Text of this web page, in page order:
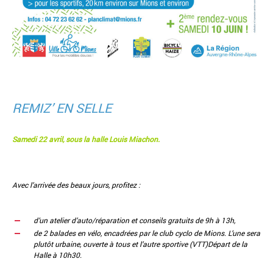
REMIZ’ EN SELLE
Samedi 22 avril, sous la halle Louis Miachon.
Avec l’arrivée des beaux jours, profitez :
d’un atelier d’auto/réparation et conseils gratuits de 9h à 13h,
de 2 balades en vélo, encadrées par le club cyclo de Mions. L’une sera
plutôt urbaine, ouverte à tous et l’autre sportive (VTT)Départ de la
Halle à 10h30.